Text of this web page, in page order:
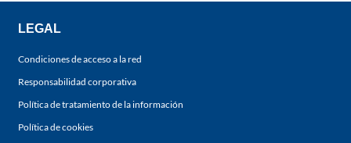
LEGAL
Condiciones de acceso a la red
Responsabilidad corporativa
Política de tratamiento de la información
Política de cookies